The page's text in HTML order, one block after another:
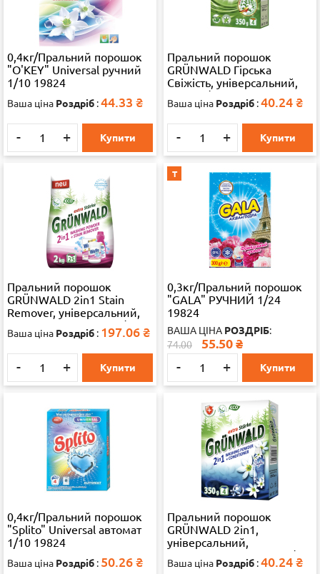
0,4кг/Пральний порошок
"O'KEY" Universal ручний
1/10 19824
Ваша ціна Роздріб :44.33 ₴
- + Купити
Пральний порошок
GRÜNWALD Гірська
Свіжість, універсальний,
350 г, 1/22
Ваша ціна Роздріб :40.24 ₴
- + Купити
Пральний порошок
GRÜNWALD 2in1 Stain
Remover, універсальний,
безфосфатний 2 кг, 1/8
Ваша ціна Роздріб : 197.06 ₴
- + Купити
Т
0,3кг/Пральний порошок
"GALA" РУЧНИЙ 1/24
19824
ВАША ЦІНА РОЗДРІБ:
74.00
55.50 ₴
- + Купити
0,4кг/Пральний порошок
"Splito" Universal автомат
1/10 19824
Ваша ціна Роздріб : 50.26 ₴
Пральний порошок
GRÜNWALD 2in1,
універсальний,
безфосфатний, 350 г, 1/22
Ваша ціна Роздріб :40.24 ₴